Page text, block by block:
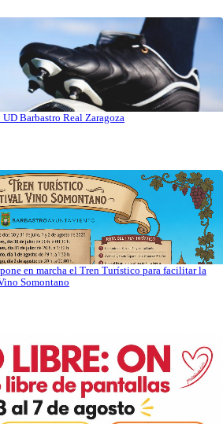
Barbastro Real Zaragoza
en marcha el Tren Turístico para facilitar la
Somontano